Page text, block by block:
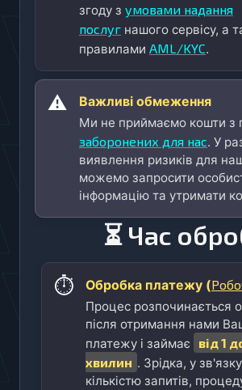
згоду з умовами надання
послуг нашого сервісу, а
правилами AML/KYC.
⚠️
Важливі обмеження
Ми не приймаємо кошти з
заборонених для нас. У
виявлення ризиків для
можемо запросити
інформацію та утримати
⏳ Час
⏱️ Обробка платежу (
Процес розпочинається
після отримання нами
платежу і займає
від 1
хвилин . Зрідка, у
кількістю запитів,